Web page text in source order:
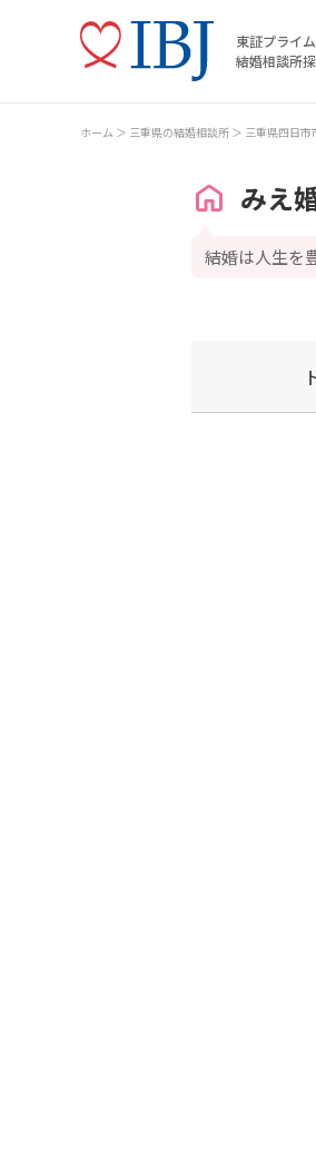
東証プライ
結婚相談所
ホーム 三重県の結婚相談所 三重県四日市
みえ
結婚は人生を